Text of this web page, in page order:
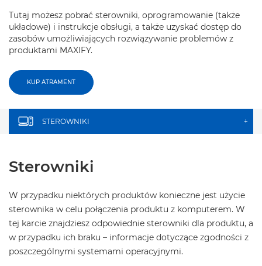
Tutaj możesz pobrać sterowniki, oprogramowanie (także
układowe) i instrukcje obsługi, a także uzyskać dostęp do
zasobów umożliwiających rozwiązywanie problemów z
produktami MAXIFY.
KUP ATRAMENT
STEROWNIKI +
Sterowniki
W przypadku niektórych produktów konieczne jest użycie
sterownika w celu połączenia produktu z komputerem. W
tej karcie znajdziesz odpowiednie sterowniki dla produktu, a
w przypadku ich braku – informacje dotyczące zgodności z
poszczególnymi systemami operacyjnymi.